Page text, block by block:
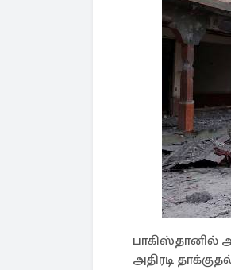
பாகிஸ்தானில்
அதிரடி